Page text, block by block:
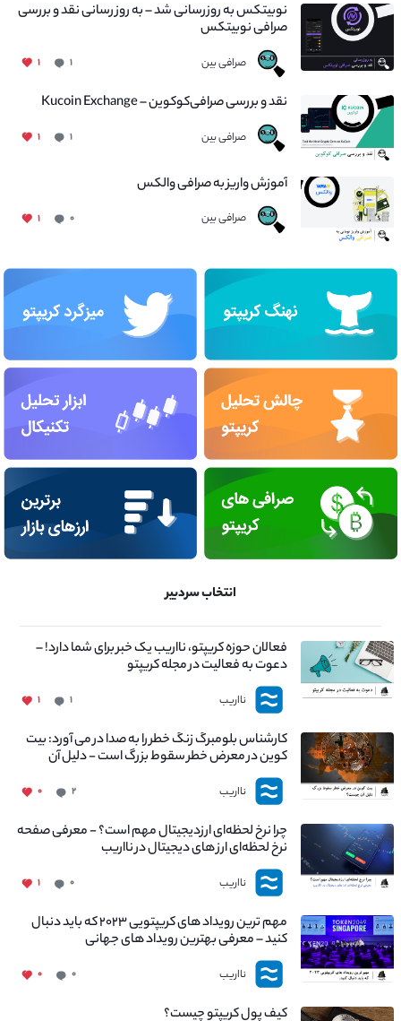
نوبیتکس به روزرسانی شد – به روز رسانی نقد و بررسی
صرافی نوبیتکس
صرافی بین ۱ ۱
نقد و بررسی صرافی‌کوکوین – Kucoin Exchange
صرافی بین ۱ ۱
آموزش واریز به صرافی والکس
صرافی بین ۰ ۱
انتخاب سردبیر
فعالان حوزه کریپتو، نااریب یک خبر برای شما دارد! –
دعوت به فعالیت در مجله کریپتو
نااریب ۱ ۱
کارشناس بلومبرگ زنگ خطر را به صدا در می آورد: بیت
کوین در معرض خطر سقوط بزرگ است - دلیل آن
چیست؟
نااریب ۲ ۰
چرا نرخ لحظه‌ای ارزدیجیتال مهم است؟ - معرفی صفحه
نرخ لحظه‌ای ارز های دیجیتال در نااریب
نااریب ۰ ۱
مهم ترین رویداد های کریپتویی ۲۰۲۳ که باید دنبال
کنید – معرفی بهترین رویداد های جهانی
نااریب ۰ ۰
کیف پول کریپتو چیست؟